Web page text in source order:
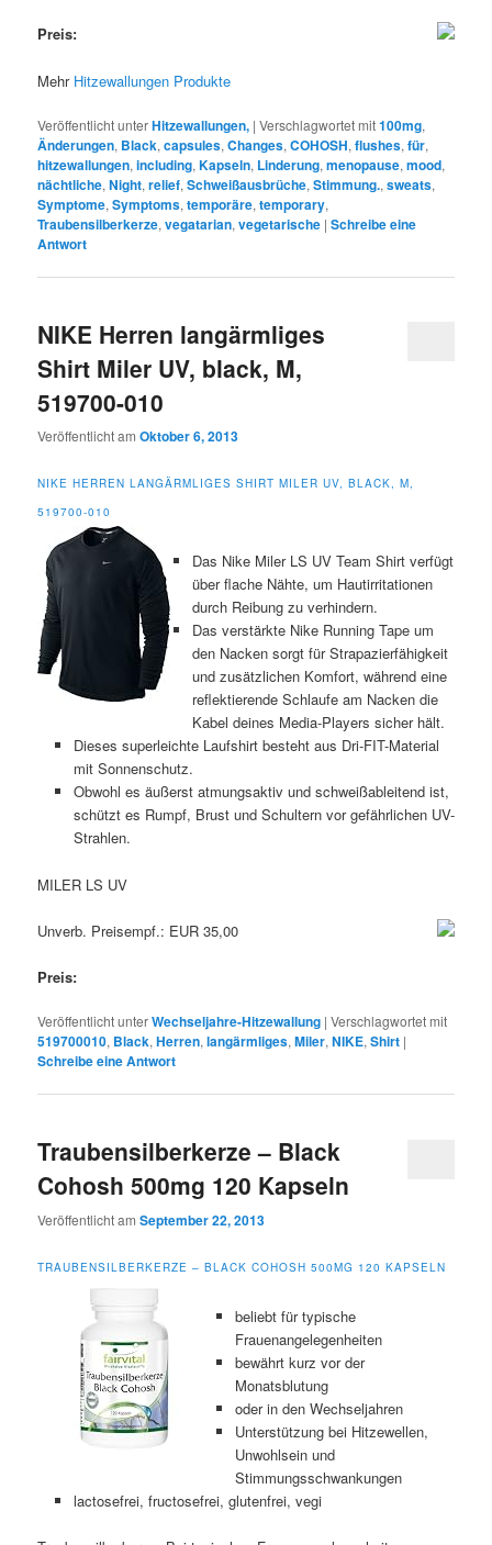
Preis:
Mehr Hitzewallungen Produkte
Veröffentlicht unterHitzewallungen, |Verschlagwortet mit100mg,
Änderungen, Black,capsules,Changes,COHOSH,flushes,für,
hitzewallungen,including,Kapseln, Linderung,menopause,mood,
nächtliche,Night,relief,Schweißausbrüche,Stimmung.,sweats,
Symptome,Symptoms,temporäre,temporary,
Traubensilberkerze,vegatarian,vegetarische |Schreibe eine
Antwort
NIKE Herren langärmliges
Shirt Miler UV, black, M,
519700-010
Veröffentlicht amOktober 6, 2013
NIKE HERREN LANGÄRMLIGES SHIRT MILER UV, BLACK, M,
519700-010
Das Nike Miler LS UV Team Shirt verfügt
über flache Nähte, um Hautirritationen
durch Reibung zu verhindern.
Das verstärkte Nike Running Tape um
den Nacken sorgt für Strapazierfähigkeit
und zusätzlichen Komfort, während eine
reflektierende Schlaufe am Nacken die
Kabel deines Media-Players sicher hält.
Dieses superleichte Laufshirt besteht aus Dri-FIT-Material
mit Sonnenschutz.
Obwohl es äußerst atmungsaktiv und schweißableitend ist,
schützt es Rumpf, Brust und Schultern vor gefährlichen UV-
Strahlen.
MILER LS UV
Unverb. Preisempf.: EUR 35,00
Preis:
Veröffentlicht unterWechseljahre-Hitzewallung |Verschlagwortet mit
519700010, Black,Herren,langärmliges,Miler,NIKE,Shirt |
Schreibe eine Antwort
Traubensilberkerze – Black
Cohosh 500mg 120 Kapseln
Veröffentlicht amSeptember 22, 2013
TRAUBENSILBERKERZE – BLACK COHOSH 500MG 120 KAPSELN
beliebt für typische
Frauenangelegenheiten
bewährt kurz vor der
Monatsblutung
oder in den Wechseljahren
Unterstützung bei Hitzewellen,
Unwohlsein und
Stimmungsschwankungen
lactosefrei, fructosefrei, glutenfrei, vegi